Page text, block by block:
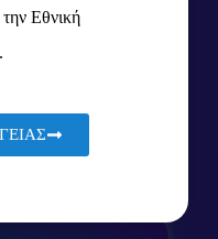
στο πλαί σου
Εθνική